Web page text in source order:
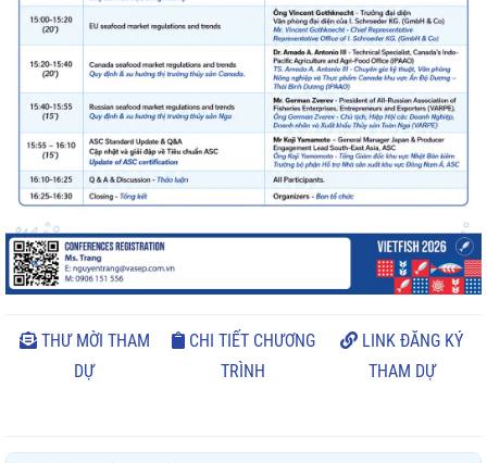
THƯ MỜI THAM
DỰ
CHI TIẾT CHƯƠNG
TRÌNH
LINK ĐĂNG KÝ
THAM DỰ